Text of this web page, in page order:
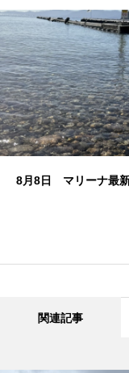
8月8日 マリーナ最
関連記事